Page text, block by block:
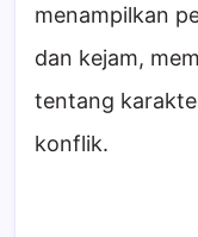
menampilkan
dan kejam,
tentang
konflik.